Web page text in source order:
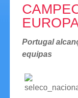
Galeria de
Extratos de
Histórico
Campeonatos
Portugal
equipas